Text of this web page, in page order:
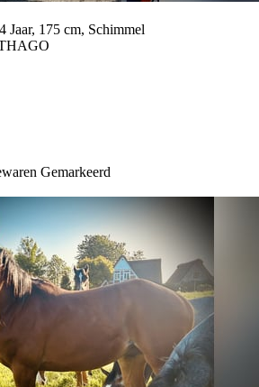
Jaar, 175 cm, Schimmel
Gemarkeerd